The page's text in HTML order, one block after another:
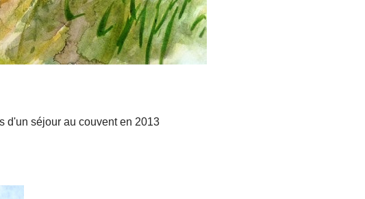
d'un séjour au couvent en 2013